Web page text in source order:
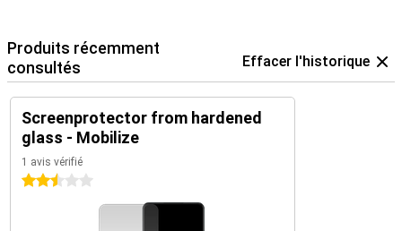
Produits récemment
consultés
Effacer l'historique
Screenprotector from hardened
glass - Mobilize
1 avis vérifié
2.5 étoiles